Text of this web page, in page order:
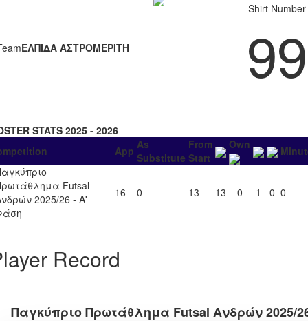
ΕΛΠΙΔΑ ΑΣΤΡΟΜΕΡΙΤΗ
Shirt Number
99
STATS 2025 - 2026
App As
Substitute
From
Start
Own
Futsal
2025/26 - Α'
16 0 13 13 0 1 0 0
Record
Παγκύπριο Πρωτάθλημα Futsal Ανδρών 2025/